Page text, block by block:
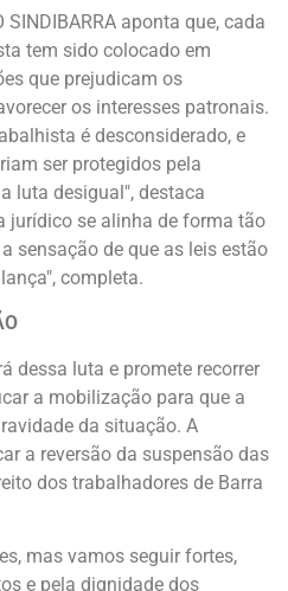
aponta que, cada
tem sido colocado em
que prejudicam os
os interesses patronais.
é desconsiderado, e
ser protegidos pela
luta desigual", destaca
jurídico se alinha de forma tão
sensação de que as leis estão
completa.
dessa luta e promete recorrer
a mobilização para que a
da situação. A
a reversão da suspensão das
dos trabalhadores de Barra
mas vamos seguir fortes,
e pela dignidade dos